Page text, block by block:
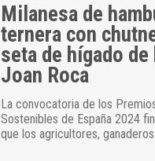
Milanesa de
ternera con
seta de hígado de
Joan Roca
La convocatoria de los
Sostenibles de España 2024
que los agricultores,